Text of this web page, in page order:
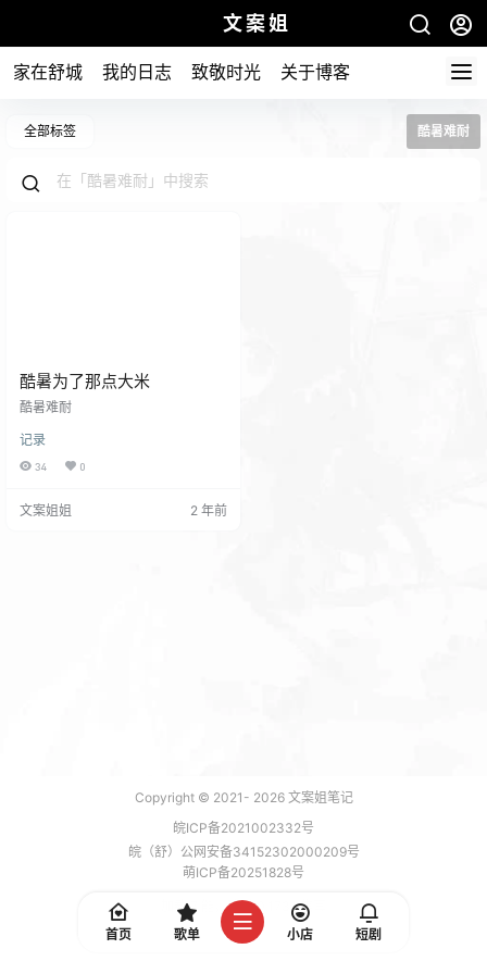
文案姐
家在舒城 我的日志 致敬时光 关于博客
全部标签 酷暑难耐
酷暑为了那点大米
酷暑难耐
记录
34 0
文案姐姐 2 年前
Copyright © 2021- 2026文案姐笔记
皖ICP备2021002332号
皖（舒）公网安备34152302000209号
萌ICP备20251828号
加载 7 能，功耗 0.1731 焦耳
首页
歌单 小店 短剧